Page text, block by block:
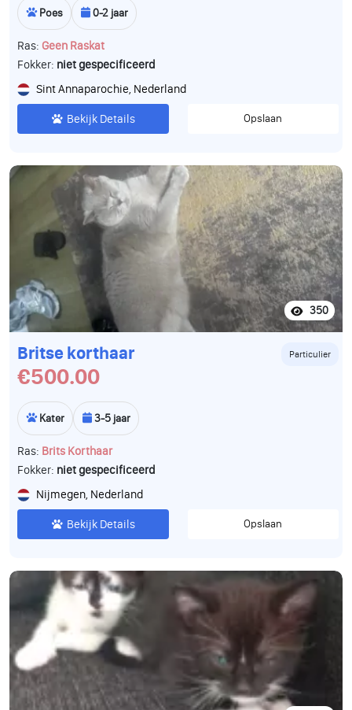
Poes 0-2 jaar
Ras: Geen Raskat
Fokker: niet gespecificeerd
Sint Annaparochie, Nederland
Bekijk Details Opslaan
350
Britse korthaar Particulier
€500.00
Kater 3-5 jaar
Ras: Brits Korthaar
Fokker: niet gespecificeerd
Nijmegen, Nederland
Bekijk Details Opslaan